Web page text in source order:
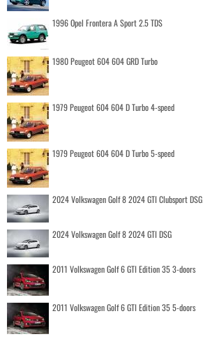
1996 Opel Frontera A Sport 2.5 TDS
1980 Peugeot 604 604 GRD Turbo
1979 Peugeot 604 604 D Turbo 4-speed
1979 Peugeot 604 604 D Turbo 5-speed
2024 Volkswagen Golf 8 2024 GTI Clubsport DSG
2024 Volkswagen Golf 8 2024 GTI DSG
2011 Volkswagen Golf 6 GTI Edition 35 3-doors
2011 Volkswagen Golf 6 GTI Edition 35 5-doors